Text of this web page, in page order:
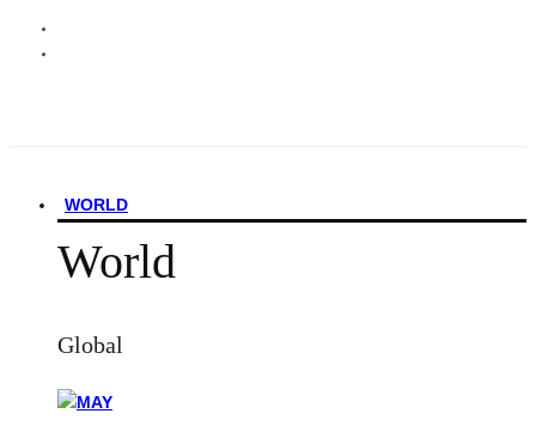
WORLD
World
Global